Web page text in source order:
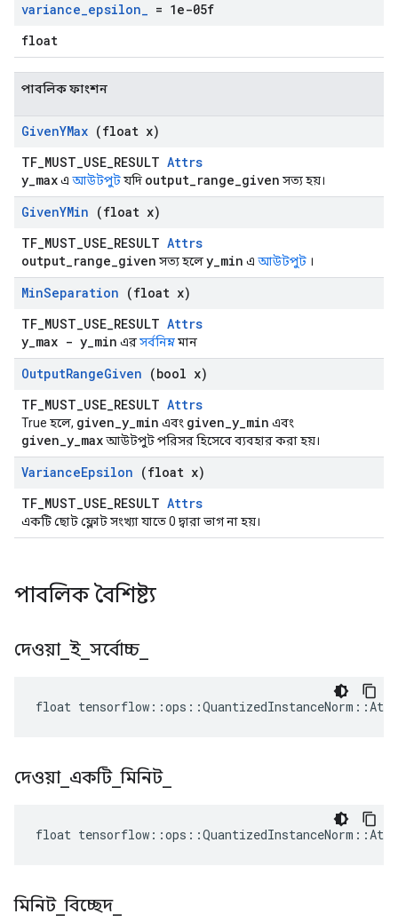
variance_epsilon_ = 1e-05f
float
পাবলিক ফাংশন
GivenYMax (float x)
TF_MUST_USE_RESULT Attrs
y_maxএ আউটপুটযদি output_range_given সত্য হয়।
GivenYMin (float x)
TF_MUST_USE_RESULT Attrs
output_range_given সত্য হলেy_min এ আউটপুট ।
MinSeparation (float x)
TF_MUST_USE_RESULT Attrs
y_max - y_min এরসর্বনিম্নমান
OutputRangeGiven (bool x)
TF_MUST_USE_RESULT Attrs
True হলে, given_y_min এবং given_y_min এবং
given_y_maxআউটপুট পরিসর হিসেবে ব্যবহার করা হয়।
VarianceEpsilon (float x)
TF_MUST_USE_RESULT Attrs
একটি ছোট ফ্লোট সংখ্যা যাতে 0 দ্বারা ভাগ না হয়।
পাবলিক বৈশিষ্ট্য
দেওয়া_ ই সর্বোচ্চ_
float
দেওয়া_ একটি_মিনিট_
float
মিনিট_বিচ্ছেদ_